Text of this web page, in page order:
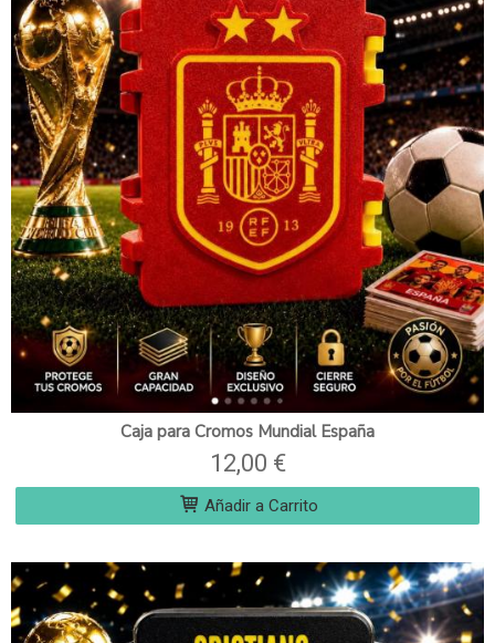
Caja para Cromos Mundial España
12,00 €
Añadir a Carrito